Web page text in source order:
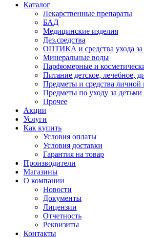
Каталог
Лекарственные препараты
БАД
Медицинские изделия
Дез.средства
ОПТИКА и средства ухода за
Минеральные воды
Парфюмерные и
Питание детское, лечебное,
Предметы и средства личной
Предметы по уходу за
Прочее
Акции
Услуги
Как купить
Условия оплаты
Условия доставки
Гарантия на товар
Производители
Магазины
О компании
Новости
Документы
Лицензии
Отчетность
Реквизиты
Контакты